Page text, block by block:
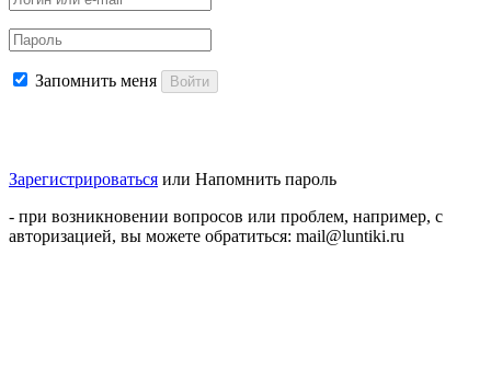
Запомнить меня Войти
Зарегистрироваться или Напомнить пароль
- при возникновении вопросов или проблем, например, с
авторизацией, вы можете обратиться: mail@luntiki.ru